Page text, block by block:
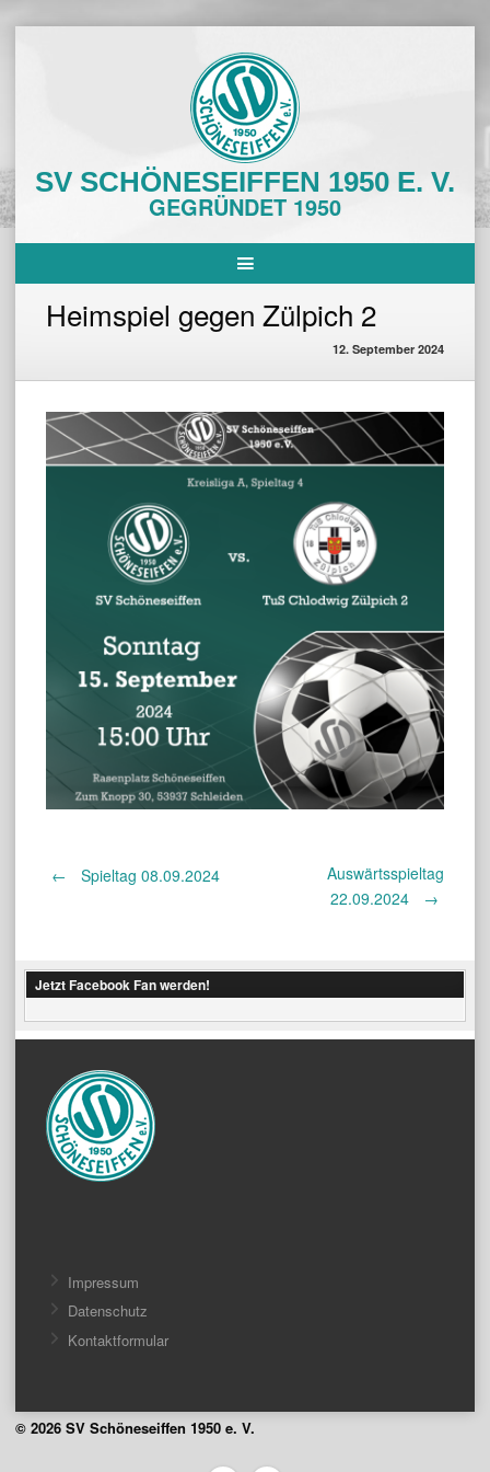
SV SCHÖNESEIFFEN 1950 E. V.
GEGRÜNDET 1950
Heimspiel gegen Zülpich 2
12. September 2024
Post
← Spieltag 08.09.2024
Auswärtsspieltag
22.09.2024
→
Jetzt Facebook Fan werden!
Impressum
Datenschutz
Kontaktformular
© 2026 SV Schöneseiffen 1950 e. V.